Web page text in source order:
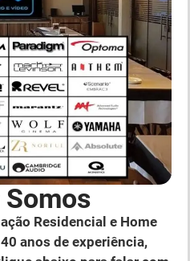
Somos
Residencial e Home
anos de experiência,